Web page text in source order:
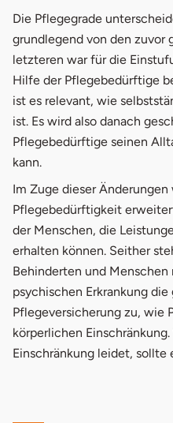
Die Pflegegrade
grundlegend von den zuvor
letzteren war für die
Hilfe der Pflegebedürftige
ist es relevant, wie
ist. Es wird also danach
Pflegebedürftige seinen
kann.
Im Zuge dieser
Pflegebedürftigkeit
der Menschen, die
erhalten können. Seither
Behinderten und
psychischen Erkrankung
Pflegeversicherung zu, wie
körperlichen
Einschränkung leidet, sollte